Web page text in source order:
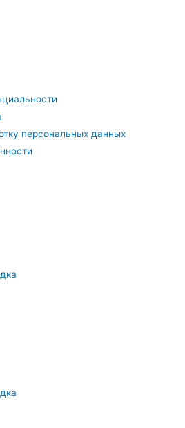
персональных данных